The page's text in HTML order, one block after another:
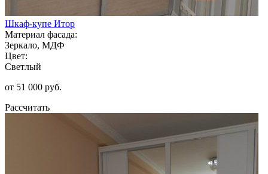
Шкаф-купе Итор
Материал фасада:
Зеркало, МДФ
Цвет:
Светлый
от 51 000 руб.
Рассчитать